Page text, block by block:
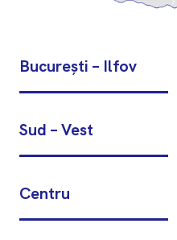
București – Ilfov
Sud – Vest
Centru